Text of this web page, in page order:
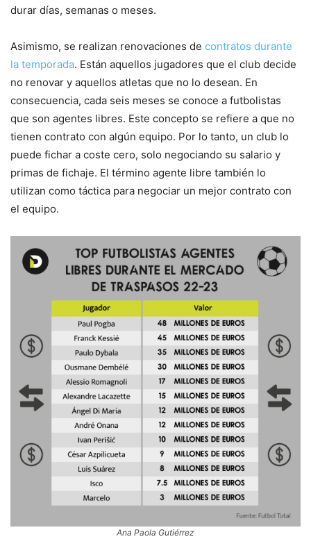
durar días, semanas o meses.
Asimismo, se realizan renovaciones de contratos durante
la temporada. Están aquellos jugadores que el club decide
no renovar y aquellos atletas que no lo desean. En
consecuencia, cada seis meses se conoce a futbolistas
que son agentes libres. Este concepto se refiere a que no
tienen contrato con algún equipo. Por lo tanto, un club lo
puede fichar a coste cero, solo negociando su salario y
primas de fichaje. El término agente libre también lo
utilizan como táctica para negociar un mejor contrato con
el equipo.
Ana Paola Gutiérrez